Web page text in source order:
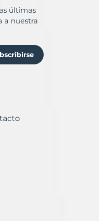
últimas
a nuestra